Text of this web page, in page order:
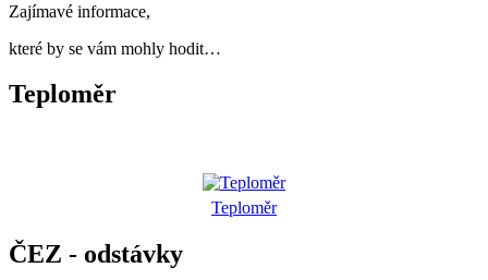
Zajímavé informace,
které by se vám mohly hodit…
Teploměr
Teploměr
ČEZ - odstávky